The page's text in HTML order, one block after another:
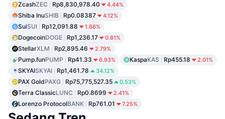
ZcashZEC Rp8,830,978.40 4.44%
Shiba InuSHIB Rp0.08387 4.12%
SuiSUI Rp12,091.88 1.66%
DogecoinDOGE Rp1,236.17 0.81%
StellarXLM Rp2,895.46 2.79%
Pump.funPUMP Rp41.33 6.93% KaspaKAS Rp455.18 2.01%
SKYAISKYAI Rp1,461.78 34.12%
PAX GoldPAXG Rp75,775,527.35 0.53%
Terra ClassicLUNC Rp0.8699 2.41%
Lorenzo ProtocolBANK Rp761.01 7.25%